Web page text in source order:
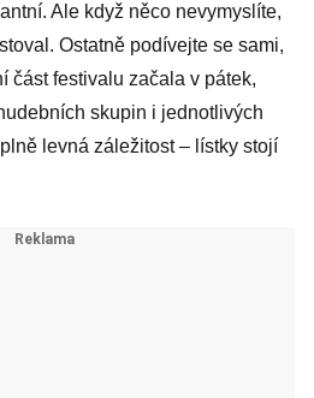
Ale když něco nevymyslíte,
Ostatně podívejte se sami,
část festivalu začala v pátek,
skupin i jednotlivých
levná záležitost – lístky stojí